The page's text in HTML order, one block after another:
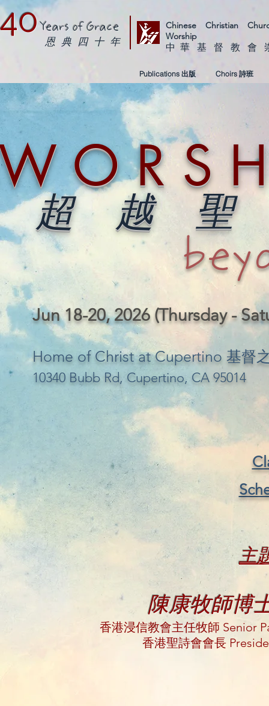
40 Years of Grace
恩 典 四 十 年
Chinese Christian
Worship
中 華 基 督 教 會
Publications 出版 Choirs 詩班
O R S
超 越 聖
Jun 18-20, 2026 (Thursday -
Home of Christ at Cupertino 基督
10340 Bubb Rd, Cupertino, CA 95014
主
陳康牧師博
香港浸信教會主任牧師 Senior
香港聖詩會會長